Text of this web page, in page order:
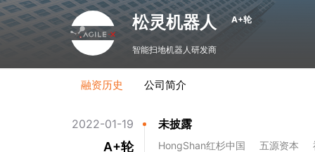
松灵机器人 A+轮
智能扫地机器人研发商
融资历史 公司简介
2022-01-19
A+轮
未披露
HongShan红杉中国 五源资本